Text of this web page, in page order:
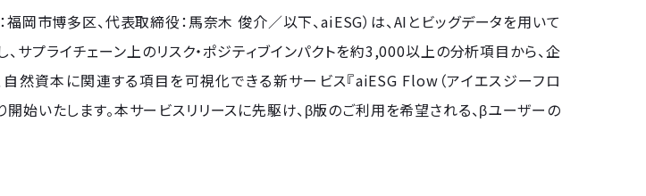
福岡市博多区、代表取締役：馬奈木 俊介／以下、aiESG）は、AIとビッグデータを用いて
サプライチェーン上のリスク・ポジティブインパクトを約3,000以上の分析項目から、企
然資本に関連する項目を可視化できる新サービス『aiESG Flow（アイエスジーフロ
始いたします。本サービスリリースに先駆け、β版のご利用を希望される、βユーザーの